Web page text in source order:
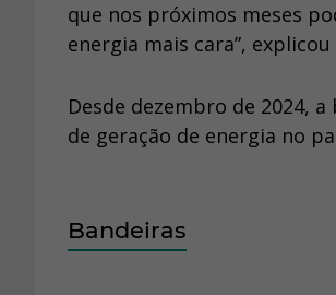
que nos próximos meses
energia mais cara”, explicou
Desde dezembro de 2024,
de geração de energia no
Bandeiras